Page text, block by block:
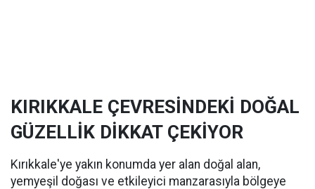
KIRIKKALE ÇEVRESİNDEKİ DOĞAL
GÜZELLİK DİKKAT ÇEKİYOR
Kırıkkale'ye yakın konumda yer alan doğal alan,
yemyeşil doğası ve etkileyici manzarasıyla bölgeye